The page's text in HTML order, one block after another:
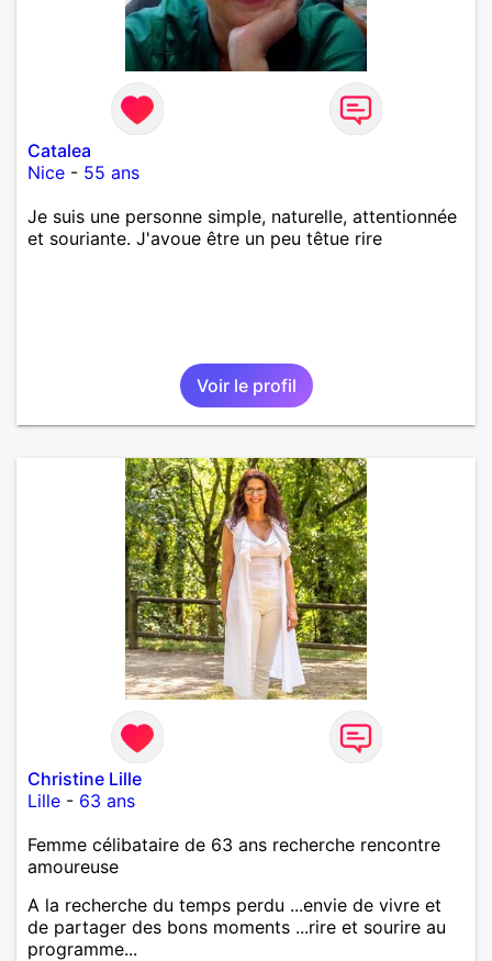
Catalea
Nice - 55 ans
Je suis une personne simple, naturelle, attentionnée
et souriante. J'avoue être un peu têtue rire
Voir le profil
Christine Lille
Lille - 63 ans
Femme célibataire de 63 ans recherche rencontre
amoureuse
A la recherche du temps perdu ...envie de vivre et
de partager des bons moments ...rire et sourire au
programme...